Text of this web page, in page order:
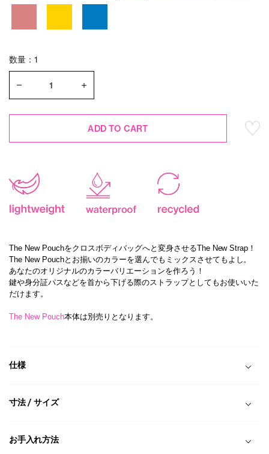
数量：1
ADD TO CART
The New Pouchをクロスボディバッグへと変身させるThe New Strap！
The New Pouchとお揃いのカラーを選んでもミックスさせてもよし。
あなたのオリジナルのカラーバリエーションを作ろう！
鍵や身分証パスなどを首から下げる際のストラップとしてもお使いいた
だけます。
The New Pouch本体は別売りとなります。
仕様
寸法 / サイズ
お手入れ方法